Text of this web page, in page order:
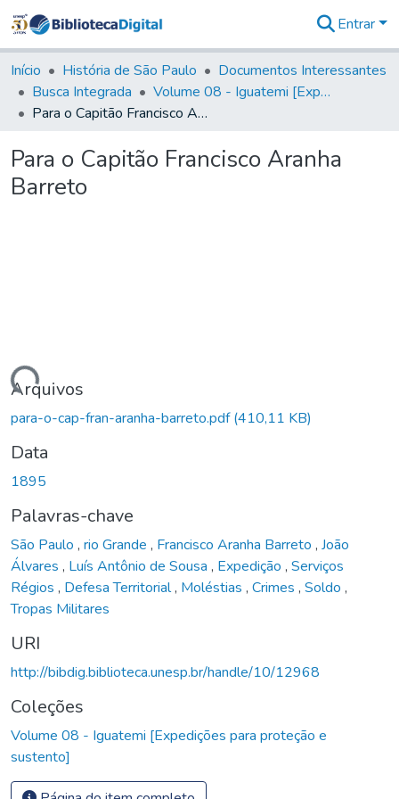
&
Coleções
Tudo na
Biblioteca
Estatísticas
Entrar
Início História de São Paulo
Documentos Interessantes
Busca Integrada
Volume 08 - Iguatemi [Expedições para proteção e sustento]
Para o Capitão Francisco Aranha Barreto
Para o Capitão Francisco Aranha
Barreto
Arquivos
para-o-cap-fran-aranha-barreto.pdf(410,11 KB)
Data
1895
Palavras-chave
São Paulo , rio Grande , Francisco Aranha Barreto , João
Álvares , Luís Antônio de Sousa , Expedição , Serviços
Régios , Defesa Territorial, Moléstias , Crimes , Soldo ,
Tropas Militares
URI
http://bibdig.biblioteca.unesp.br/handle/10/12968
Coleções
Volume 08 - Iguatemi [Expedições para proteção e
sustento]